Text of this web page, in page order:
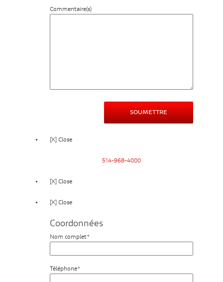
Commentaire(s)
[X] Close
514-968-4000
[X] Close
[X] Close
Coordonnées
Nom complet*
Téléphone*